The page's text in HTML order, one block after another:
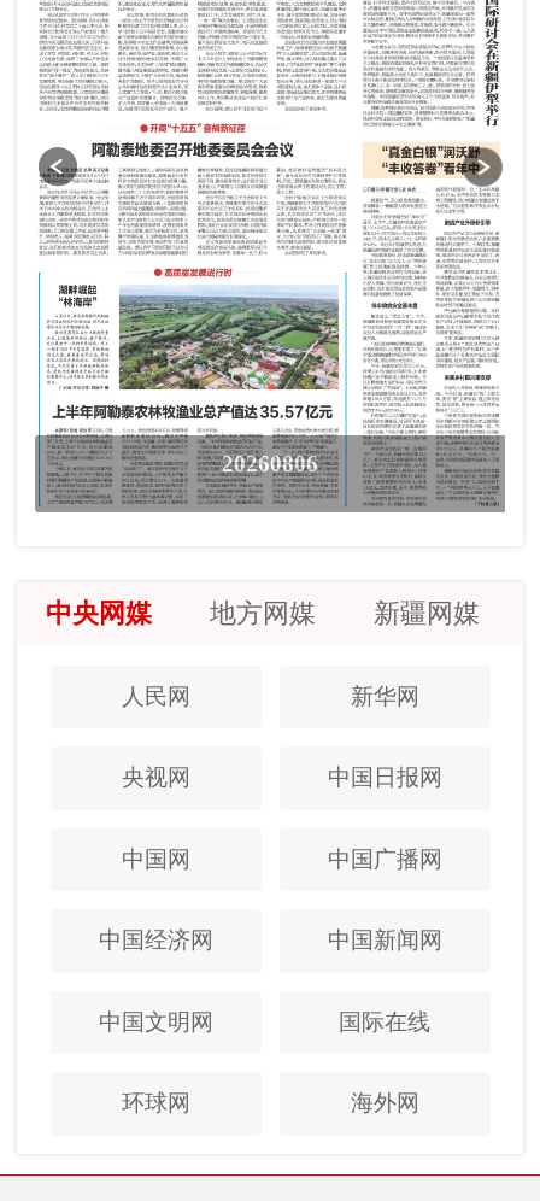
20260806
中央网媒 地方网媒 新疆网媒
人民网 新华网
央视网 中国日报网
中国网 中国广播网
中国经济网 中国新闻网
中国文明网 国际在线
环球网 海外网